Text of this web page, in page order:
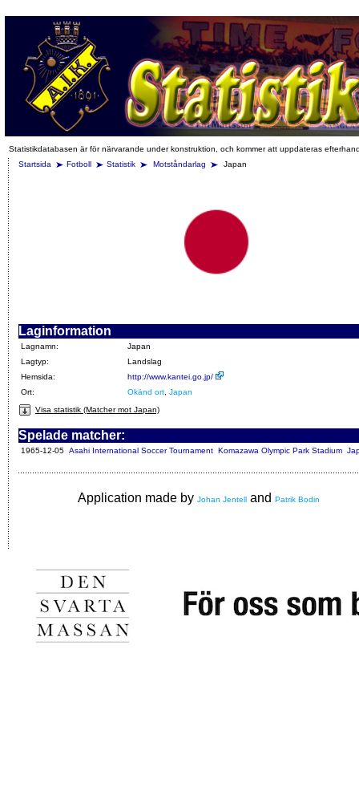
Statistikdatabasen är för närvarande under konstruktion, och kommer att uppdateras
Startsida
Fotboll Statistik Motståndarlag Japan
Laginformation
Lagnamn:
Japan
Lagtyp:
Landslag
Hemsida:
http://www.kantei.go.jp/
Ort:
Okänd ort, Japan
Visa statistik (Matcher mot Japan)
Spelade matcher:
1965-12-05 Asahi International Soccer Tournament Komazawa Olympic Park Stadium
Application made by Johan Jentell and Patrik Bodin